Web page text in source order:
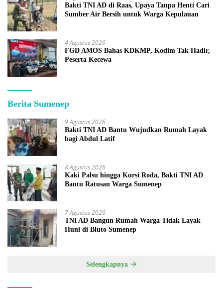
Bakti TNI AD di Raas, Upaya Tanpa Henti Cari
Sumber Air Bersih untuk Warga Kepulauan
4 Agustus 2026
FGD AMOS Bahas KDKMP, Kodim Tak Hadir,
Peserta Kecewa
Berita Sumenep
9 Agustus 2026
Bakti TNI AD Bantu Wujudkan Rumah Layak
bagi Abdul Latif
8 Agustus 2026
Kaki Palsu hingga Kursi Roda, Bakti TNI AD
Bantu Ratusan Warga Sumenep
7 Agustus 2026
TNI AD Bangun Rumah Warga Tidak Layak
Huni di Bluto Sumenep
Selengkapnya